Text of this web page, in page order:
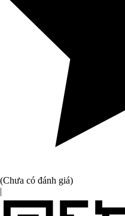
(Chưa có đánh giá)
|